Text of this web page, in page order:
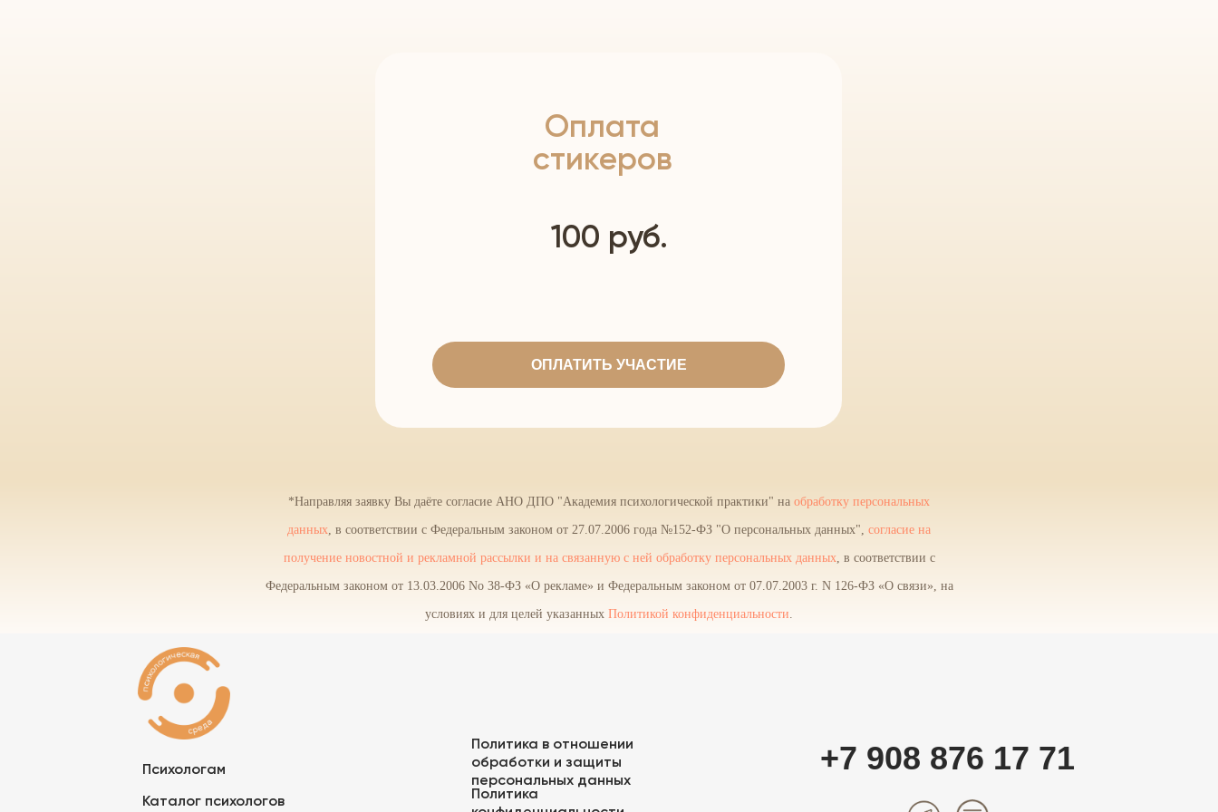
ОПЛАТИТЬ УЧАСТИЕ
100 руб.
Оплата
стикеров
*Направляя заявку Вы даёте согласие АНО ДПО "Академия психологической практики" на обработку персональных
данных, в соответствии с Федеральным законом от 27.07.2006 года №152-ФЗ "О персональных данных", согласие на
получение новостной и рекламной рассылки и на связанную с ней обработку персональных данных, в соответствии с
Федеральным законом от 13.03.2006 No 38-ФЗ «О рекламе» и Федеральным законом от 07.07.2003 г. N 126-ФЗ «О связи», на
условиях и для целей указанных Политикой конфиденциальности.
Политика в отношении
обработки и защиты
персональных данных
Политика
Психологам
Каталог психологов
+7 908 876 17 71